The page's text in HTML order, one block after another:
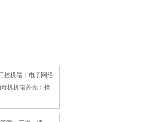
控机箱；电子网络
机机箱外壳；操